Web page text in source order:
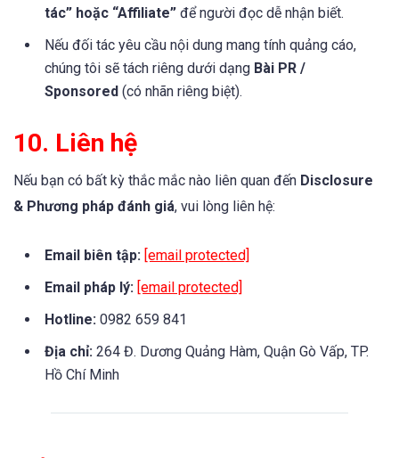
tác” hoặc “Affiliate” để người đọc dễ nhận biết.
Nếu đối tác yêu cầu nội dung mang tính quảng cáo,
chúng tôi sẽ tách riêng dưới dạng Bài PR /
Sponsored (có nhãn riêng biệt).
10. Liên hệ
Nếu bạn có bất kỳ thắc mắc nào liên quan đến Disclosure
& Phương pháp đánh giá, vui lòng liên hệ:
Email biên tập: [email protected]
Email pháp lý: [email protected]
Hotline: 0982 659 841
Địa chỉ: 264 Đ. Dương Quảng Hàm, Quận Gò Vấp, TP.
Hồ Chí Minh